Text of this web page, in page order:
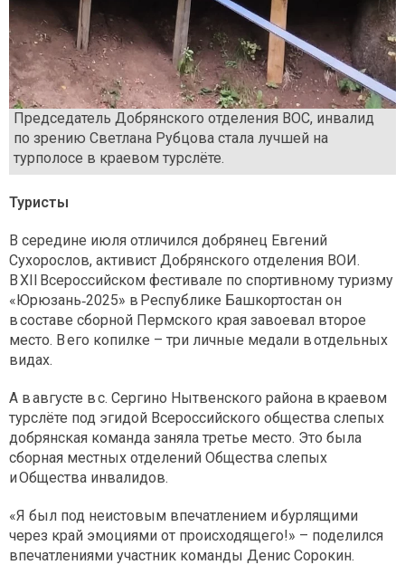
Председатель Добрянского отделения ВОС, инвалид
по зрению Светлана Рубцова стала лучшей на
турполосе в краевом турслёте.
Туристы
В середине июля отличился добрянец Евгений
Сухорослов, активист Добрянского отделения ВОИ.
В XII Всероссийском фестивале по спортивному туризму
«Юрюзань‑2025» в Республике Башкортостан он
в составе сборной Пермского края завоевал второе
место. В его копилке – три личные медали в отдельных
видах.
А в августе в с. Сергино Нытвенского района в краевом
турслёте под эгидой Всероссийского общества слепых
добрянская команда заняла третье место. Это была
сборная местных отделений Общества слепых
и Общества инвалидов.
«Я был под неистовым впечатлением и бурлящими
через край эмоциями от происходящего!» – поделился
впечатлениями участник команды Денис Сорокин.